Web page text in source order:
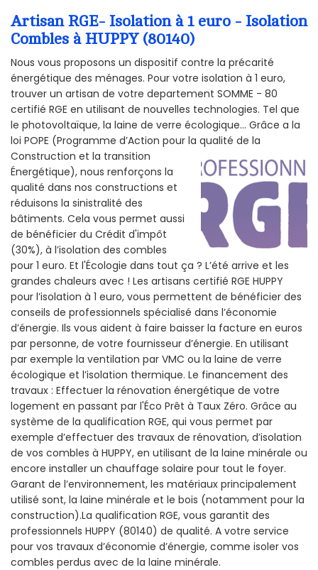
Artisan RGE- Isolation à 1 euro - Isolation
Combles à HUPPY (80140)
Nous vous proposons un dispositif contre la précarité
énergétique des ménages. Pour votre isolation à 1 euro,
trouver un artisan de votre departement SOMME - 80
certifié RGE en utilisant de nouvelles technologies. Tel que
le photovoltaïque, la laine de verre écologique... Grâce a la
loi POPE (Programme d’Action pour la qualité de la
Construction et la transition
Énergétique), nous renforçons la
qualité dans nos constructions et
réduisons la sinistralité des
bâtiments. Cela vous permet aussi
de bénéficier du Crédit d'impôt
(30%), à l’isolation des combles
pour 1 euro. Et l'Écologie dans tout ça ? L’été arrive et les
grandes chaleurs avec ! Les artisans certifié RGE HUPPY
pour l’isolation à 1 euro, vous permettent de bénéficier des
conseils de professionnels spécialisé dans l’économie
d’énergie. Ils vous aident à faire baisser la facture en euros
par personne, de votre fournisseur d’énergie. En utilisant
par exemple la ventilation par VMC ou la laine de verre
écologique et l’isolation thermique. Le financement des
travaux : Effectuer la rénovation énergétique de votre
logement en passant par l'Éco Prêt à Taux Zéro. Grâce au
système de la qualification RGE, qui vous permet par
exemple d’effectuer des travaux de rénovation, d’isolation
de vos combles à HUPPY, en utilisant de la laine minérale ou
encore installer un chauffage solaire pour tout le foyer.
Garant de l’environnement, les matériaux principalement
utilisé sont, la laine minérale et le bois (notamment pour la
construction).La qualification RGE, vous garantit des
professionnels HUPPY (80140) de qualité. A votre service
pour vos travaux d’économie d’énergie, comme isoler vos
combles perdus avec de la laine minérale.